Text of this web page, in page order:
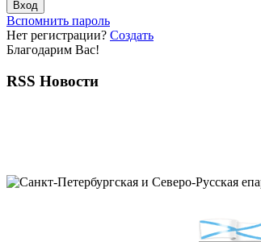
Вспомнить пароль
Нет регистрации? Создать
Благодарим Вас!
RSS Новости